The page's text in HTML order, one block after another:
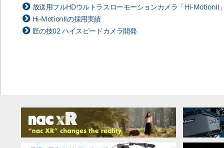
放送用フルHDウルトラスローモーションカメラ「Hi-MotionII
Hi-MotionIIの採用実績
匠の技02 ハイスピードカメラ開発